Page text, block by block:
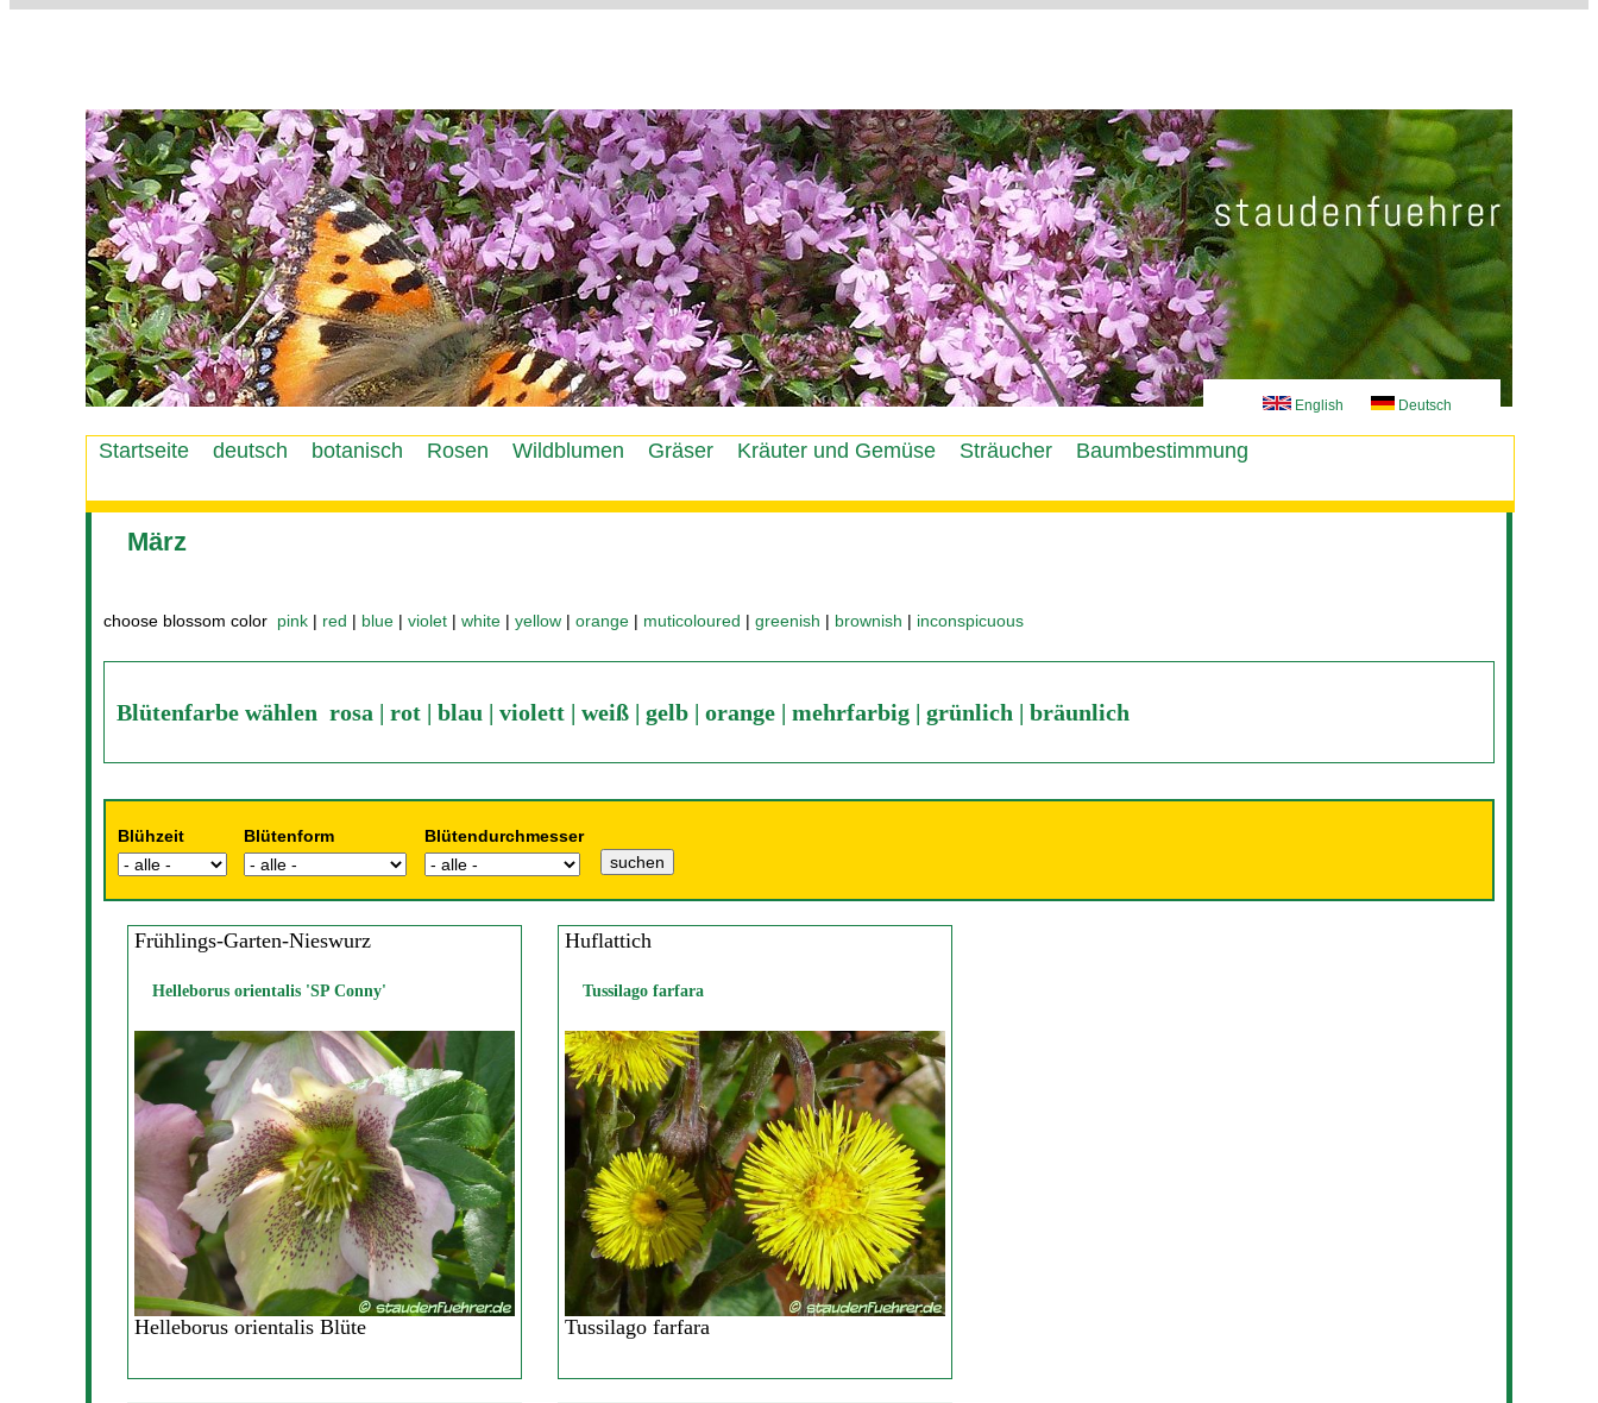
Jump to navigation
English Deutsch
März
choose blossom color pink | red | blue | violet | white | yellow | orange | muticoloured | greenish | brownish | inconspicuous
Blütenfarbe wählen rosa | rot | blau | violett | weiß | gelb | orange | mehrfarbig | grünlich | bräunlich
Blühzeit Blütenform Blütendurchmesser
Frühlings-Garten-Nieswurz
Helleborus orientalis 'SP Conny'
Helleborus orientalis Blüte
Huflattich
Tussilago farfara
Tussilago farfara
Startseite deutsch botanisch Rosen Wildblumen Gräser Kräuter und Gemüse Sträucher Baumbestimmung